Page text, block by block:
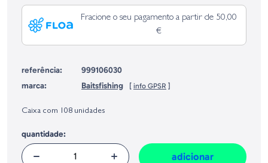
Fracione o seu pagamento a partir de 50,00
€
referência:
999106030
marca:
Baitsfishing [ info GPSR ]
Europeia, dos produtos da marca, conforme requerido no Regulamento
Caixa com 108 unidades
quantidade:
adicionar